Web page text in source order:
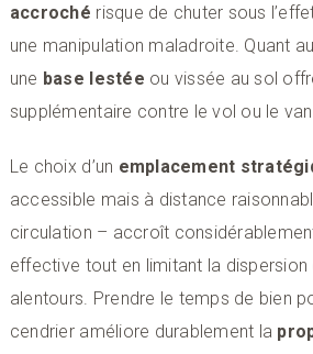
accroché risque de chuter sous
une manipulation maladroite. Quant
une base lestée ou vissée au sol
supplémentaire contre le vol ou le
Le choix d’un emplacement
accessible mais à distance
circulation – accroît
effective tout en limitant la
alentours. Prendre le temps de bien
cendrier améliore durablement la